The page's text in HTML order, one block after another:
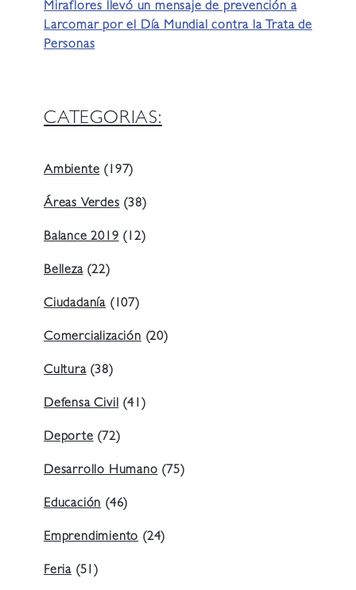
Miraflores llevó un mensaje de prevención a
Larcomar por el Día Mundial contra la Trata de
Personas
CATEGORIAS:
Ambiente (197)
Áreas Verdes (38)
Balance 2019 (12)
Belleza(22)
Ciudadanía (107)
Comercialización (20)
Cultura(38)
Defensa Civil (41)
Deporte (72)
Desarrollo Humano (75)
Educación (46)
Emprendimiento (24)
Feria (51)